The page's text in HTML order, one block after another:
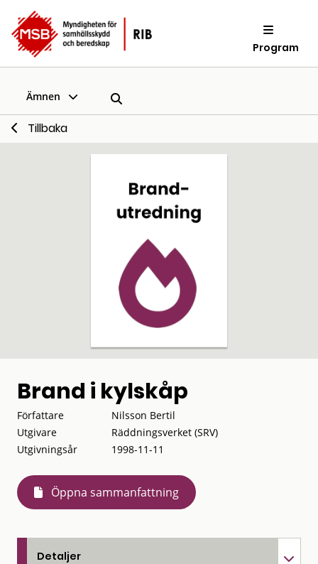
Program
Ämnen
Tillbaka
Brand i kylskåp
Författare
Nilsson Bertil
Utgivare
Räddningsverket (SRV)
Utgivningsår
1998-11-11
Öppna sammanfattning
Detaljer